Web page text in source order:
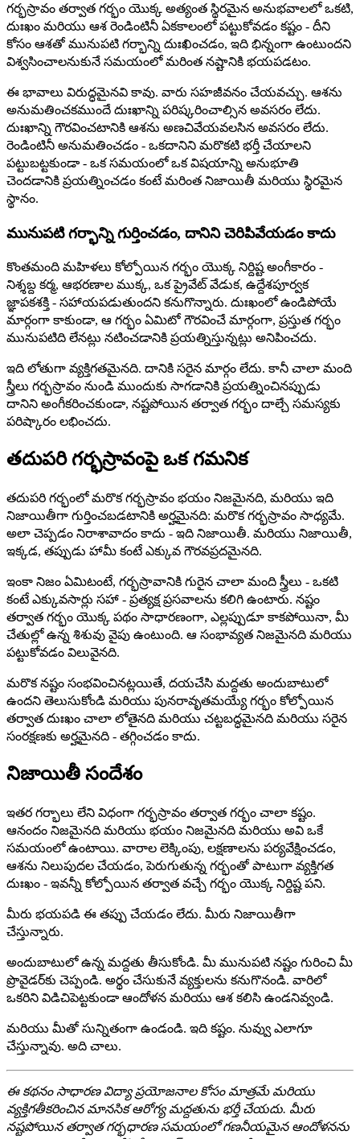
గర్భస్రావం తర్వాత గర్భం యొక్క అత్యంత స్థిరమైన అనుభవాలలో ఒకటి,
దుఃఖం మరియు ఆశ రెండింటినీ ఏకకాలంలో పట్టుకోవడం కష్టం - దీని
కోసం ఆశతో మునుపటి గర్భాన్ని దుఃఖించడం, ఇది భిన్నంగా ఉంటుందని
విశ్వసించాలనుకునే సమయంలో మరింత నష్టానికి భయపడటం.
ఈ భావాలు విరుద్ధమైనవి కావు. వారు సహజీవనం చేయవచ్చు. ఆశను
అనుమతించకముందే దుఃఖాన్ని పరిష్కరించాల్సిన అవసరం లేదు.
దుఃఖాన్ని గౌరవించటానికి ఆశను అణచివేయవలసిన అవసరం లేదు.
రెండింటినీ అనుమతించడం - ఒకదానిని మరొకటి భర్తీ చేయాలని
పట్టుబట్టకుండా - ఒక సమయంలో ఒక విషయాన్ని అనుభూతి
చెందడానికి ప్రయత్నించడం కంటే మరింత నిజాయితీ మరియు స్థిరమైన
స్థానం.
మునుపటి గర్భాన్ని గుర్తించడం, దానిని చెరిపివేయడం కాదు
కొంతమంది మహిళలు కోల్పోయిన గర్భం యొక్క నిర్దిష్ట అంగీకారం -
నిశ్శబ్ద కర్మ, ఆభరణాల ముక్క, ఒక ప్రైవేట్ వేడుక, ఉద్దేశపూర్వక
జ్ఞాపకశక్తి - సహాయపడుతుందని కనుగొన్నారు. దుఃఖంలో ఉండిపోయే
మార్గంగా కాకుండా, ఆ గర్భం ఏమిటో గౌరవించే మార్గంగా, ప్రస్తుత గర్భం
మునుపటిది లేనట్లు నటించడానికి ప్రయత్నిస్తున్నట్లు అనిపించదు.
ఇది లోతుగా వ్యక్తిగతమైనది. దానికి సరైన మార్గం లేదు. కానీ చాలా మంది
స్త్రీలు గర్భస్రావం నుండి ముందుకు సాగడానికి ప్రయత్నించినప్పుడు
దానిని అంగీకరించకుండా, నష్టపోయిన తర్వాత గర్భం దాల్చే సమస్యకు
పరిష్కారం లభించదు.
తదుపరి గర్భస్రావంపై ఒక గమనిక
తదుపరి గర్భంలో మరొక గర్భస్రావం భయం నిజమైనది, మరియు ఇది
నిజాయితీగా గుర్తించబడటానికి అర్హమైనది: మరొక గర్భస్రావం సాధ్యమే.
అలా చెప్పడం నిరాశావాదం కాదు - ఇది నిజాయితీ. మరియు నిజాయితీ,
ఇక్కడ, తప్పుడు హామీ కంటే ఎక్కువ గౌరవప్రదమైనది.
ఇంకా నిజం ఏమిటంటే, గర్భస్రావానికి గురైన చాలా మంది స్త్రీలు - ఒకటి
కంటే ఎక్కువసార్లు సహా - ప్రత్యక్ష ప్రసవాలను కలిగి ఉంటారు. నష్టం
తర్వాత గర్భం యొక్క పథం సాధారణంగా, ఎల్లప్పుడూ కాకపోయినా, మీ
చేతుల్లో ఉన్న శిశువు వైపు ఉంటుంది. ఆ సంభావ్యత నిజమైనది మరియు
పట్టుకోవడం విలువైనది.
మరొక నష్టం సంభవించినట్లయితే, దయచేసి మద్దతు అందుబాటులో
ఉందని తెలుసుకోండి మరియు పునరావృతమయ్యే గర్భం కోల్పోయిన
తర్వాత దుఃఖం చాలా లోతైనది మరియు చట్టబద్ధమైనది మరియు సరైన
సంరక్షణకు అర్హమైనది - తగ్గించడం కాదు.
నిజాయితీ సందేశం
ఇతర గర్భాలు లేని విధంగా గర్భస్రావం తర్వాత గర్భం చాలా కష్టం.
ఆనందం నిజమైనది మరియు భయం నిజమైనది మరియు అవి ఒకే
సమయంలో ఉంటాయి. వారాల లెక్కింపు, లక్షణాలను పర్యవేక్షించడం,
ఆశను నిలుపుదల చేయడం, పెరుగుతున్న గర్భంతో పాటుగా వ్యక్తిగత
దుఃఖం - ఇవన్నీ కోల్పోయిన తర్వాత వచ్చే గర్భం యొక్క నిర్దిష్ట పని.
మీరు భయపడి ఈ తప్పు చేయడం లేదు. మీరు నిజాయితీగా
చేస్తున్నారు.
అందుబాటులో ఉన్న మద్దతు తీసుకోండి. మీ మునుపటి నష్టం గురించి మీ
ప్రొవైడర్‌కు చెప్పండి. అర్థం చేసుకునే వ్యక్తులను కనుగొనండి. వారిలో
ఒకరిని విడిచిపెట్టకుండా ఆందోళన మరియు ఆశ కలిసి ఉండనివ్వండి.
మరియు మీతో సున్నితంగా ఉండండి. ఇది కష్టం. నువ్వు ఎలాగూ
చేస్తున్నావు. అది చాలు.
ఈ కథనం సాధారణ విద్యా ప్రయోజనాల కోసం మాత్రమే మరియు
వ్యక్తిగతీకరించిన మానసిక ఆరోగ్య మద్దతును భర్తీ చేయదు. మీరు
నష్టపోయిన తర్వాత గర్భధారణ సమయంలో గణనీయమైన ఆందోళనను